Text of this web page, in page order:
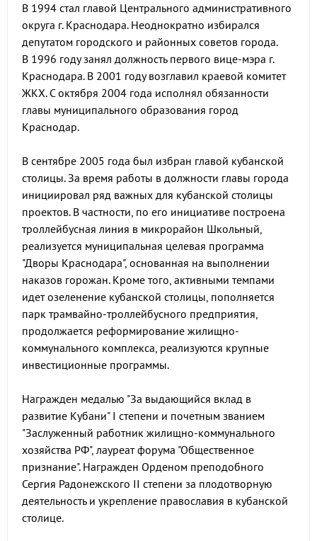
В 1994 стал главой Центрального административного
округа г. Краснодара. Неоднократно избирался
депутатом городского и районных советов города.
В 1996 году занял должность первого вице-мэра г.
Краснодара. В 2001 году возглавил краевой комитет
ЖКХ. С октября 2004 года исполнял обязанности
главы муниципального образования город
Краснодар.
В сентябре 2005 года был избран главой кубанской
столицы. За время работы в должности главы города
инициировал ряд важных для кубанской столицы
проектов. В частности, по его инициативе построена
троллейбусная линия в микрорайон Школьный,
реализуется муниципальная целевая программа
"Дворы Краснодара", основанная на выполнении
наказов горожан. Кроме того, активными темпами
идет озеленение кубанской столицы, пополняется
парк трамвайно-троллейбусного предприятия,
продолжается реформирование жилищно-
коммунального комплекса, реализуются крупные
инвестиционные программы.
Награжден медалью "За выдающийся вклад в
развитие Кубани" I степени и почетным званием
"Заслуженный работник жилищно-коммунального
хозяйства РФ", лауреат форума "Общественное
признание". Награжден Орденом преподобного
Сергия Радонежского II степени за плодотворную
деятельность и укрепление православия в кубанской
столице.